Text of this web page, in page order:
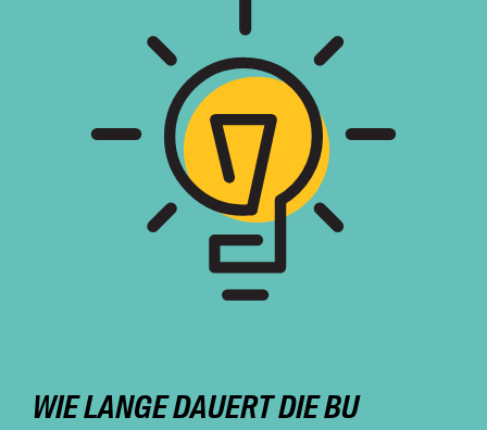
WIE LANGE DAUERT DIE BU